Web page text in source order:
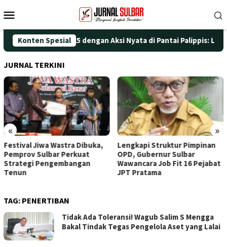
ke
Mobile
Konten Spesial
HUT ke-25 dengan Aksi Nyata di Pantai Palippis:
JURNAL TERKINI
« »
Wastra Dibuka,
Perkuat
Lengkapi Struktur Pimpinan
OPD, Gubernur Sulbar
Wawancara Job Fit 16 Pejabat
JPT Pratama
Awali
Doa,
Tinggali
TAG: PENERTIBAN
Tidak Ada Toleransi! Wagub Salim S Mengga
Bakal Tindak Tegas Pengelola Aset yang Lalai